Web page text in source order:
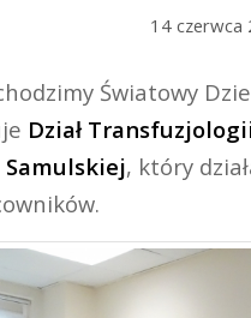
14 czerwca
Światowy
Dział
, który